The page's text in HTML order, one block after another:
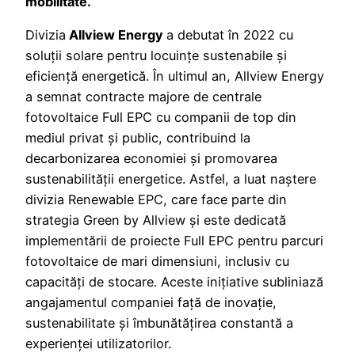
Divizia Allview Energy a debutat în 2022 cu
soluții solare pentru locuințe sustenabile și
eficiență energetică. În ultimul an, Allview Energy
a semnat contracte majore de centrale
fotovoltaice Full EPC cu companii de top din
mediul privat și public, contribuind la
decarbonizarea economiei și promovarea
sustenabilității energetice. Astfel, a luat naștere
divizia Renewable EPC, care face parte din
strategia Green by Allview și este dedicată
implementării de proiecte Full EPC pentru parcuri
fotovoltaice de mari dimensiuni, inclusiv cu
capacități de stocare. Aceste inițiative subliniază
angajamentul companiei față de inovație,
sustenabilitate și îmbunătățirea constantă a
experienței utilizatorilor.